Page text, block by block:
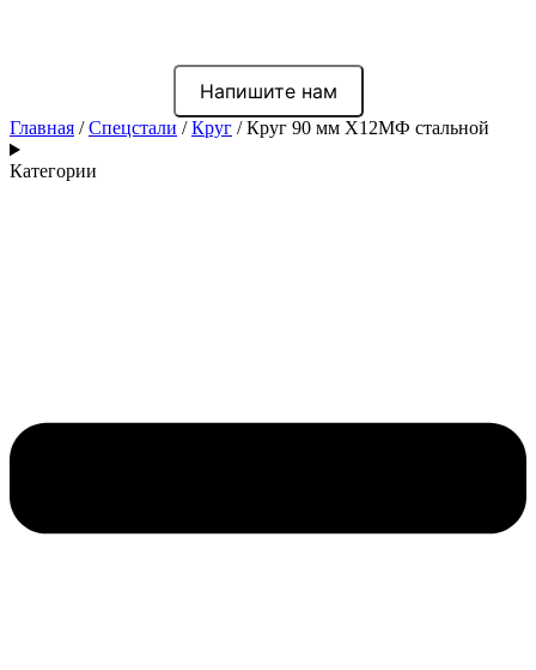
Напишите нам
Главная /Спецстали /Круг / Круг 90 мм Х12МФ стальной
Категории